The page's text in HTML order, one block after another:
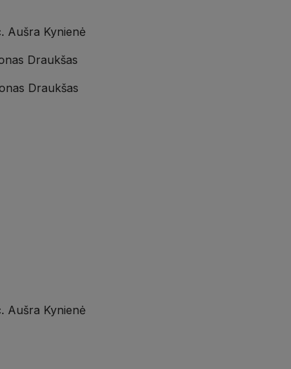
Aušra Kynienė
Draukšas
Draukšas
Aušra Kynienė